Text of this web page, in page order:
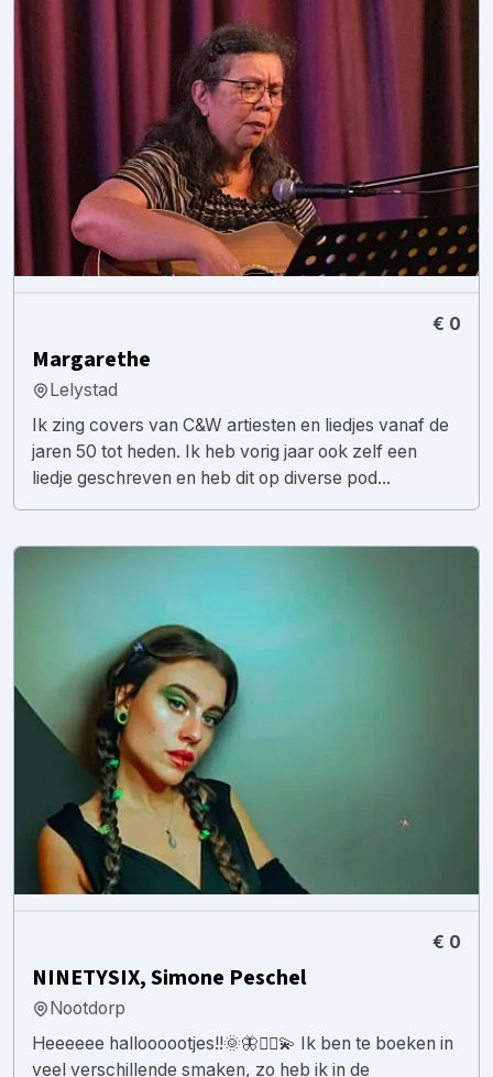
€ 0
Margarethe
Lelystad
Ik zing covers van C&W artiesten en liedjes vanaf de
jaren 50 tot heden. Ik heb vorig jaar ook zelf een
liedje geschreven en heb dit op diverse pod...
€ 0
NINETYSIX, Simone Peschel
Nootdorp
Heeeeee halloooootjes!!🌞🦋🧚‍♂️💫 Ik ben te boeken in
veel verschillende smaken, zo heb ik in de